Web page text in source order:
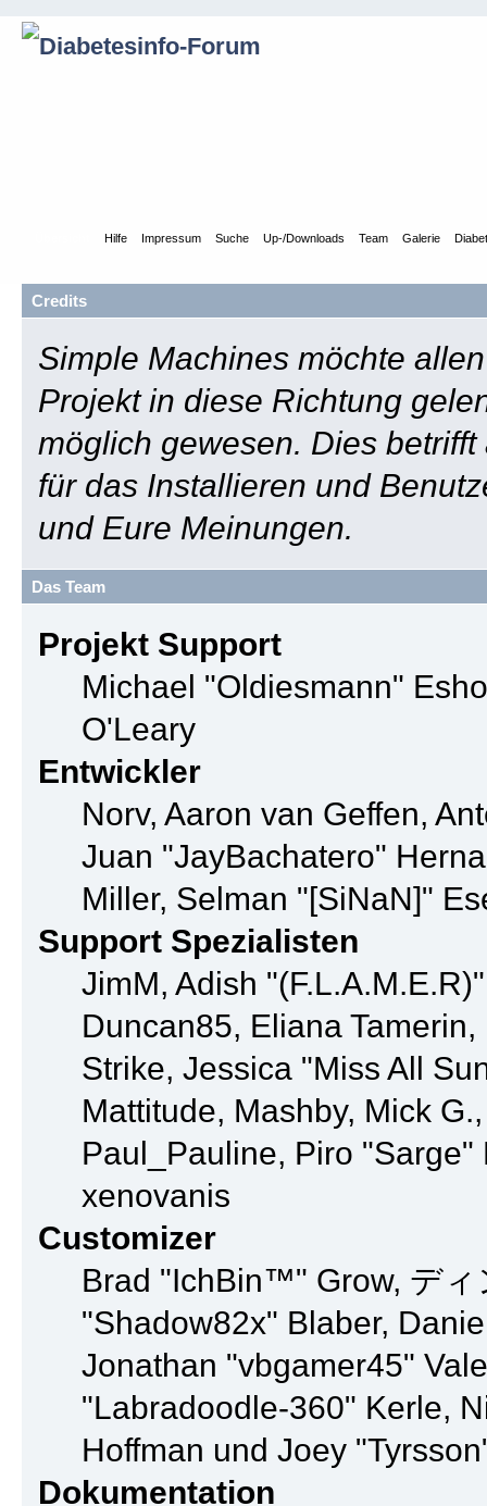
Hilfe Impressum Suche Up-/Downloads Team Galerie
Credits
Simple Machines möchte
Projekt in diese Richtung
möglich gewesen. Dies
für das Installieren und
und Eure Meinungen.
Das Team
Projekt Support
Michael "Oldiesmann"
O'Leary
Entwickler
Norv, Aaron van Geffen,
Juan "JayBachatero"
Miller, Selman "[SiNaN]"
Support Spezialisten
JimM, Adish
Duncan85, Eliana
Strike, Jessica "Miss All
Mattitude, Mashby, Mick
Paul_Pauline, Piro
xenovanis
Customizer
Brad "IchBin™" Grow, ディ
"Shadow82x" Blaber,
Jonathan "vbgamer45"
"Labradoodle-360" Kerle,
Hoffman und Joey
Dokumentation